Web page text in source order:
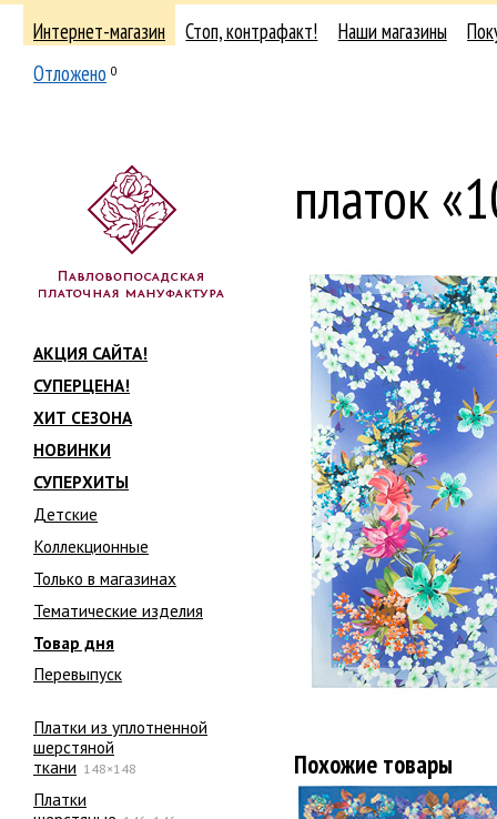
Интернет-магазин Стоп, контрафакт! Наши магазины
Отложено 0
АКЦИЯ САЙТА!
СУПЕРЦЕНА!
ХИТ СЕЗОНА
НОВИНКИ
СУПЕРХИТЫ
Детские
Коллекционные
Только в магазинах
Тематические изделия
Товар дня
Перевыпуск
Платки из уплотненной
шерстяной
ткани 148×148
Платки
платок
Похожие товары